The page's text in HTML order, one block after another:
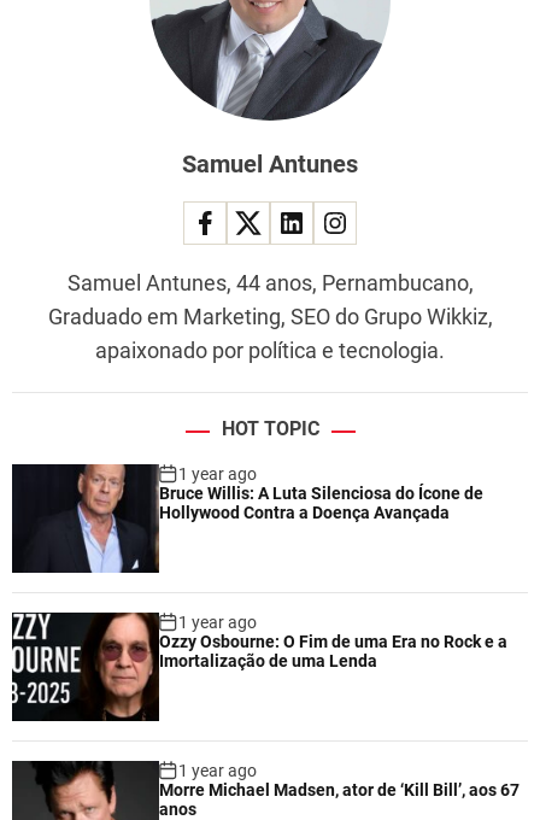
Samuel Antunes
Samuel Antunes, 44 anos, Pernambucano,
Graduado em Marketing, SEO do Grupo Wikkiz,
apaixonado por política e tecnologia.
HOT TOPIC
1 year ago
Bruce Willis: A Luta Silenciosa do Ícone de
Hollywood Contra a Doença Avançada
1 year ago
Ozzy Osbourne: O Fim de uma Era no Rock e a
Imortalização de uma Lenda
1 year ago
Morre Michael Madsen, ator de ‘Kill Bill’, aos 67
anos